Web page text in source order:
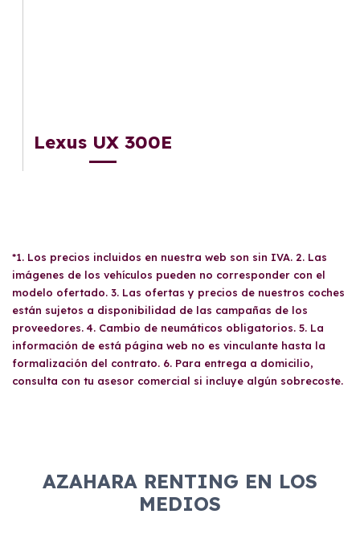
Lexus UX 300E
*1. Los precios incluidos en nuestra web son sin IVA. 2. Las
imágenes de los vehículos pueden no corresponder con el
modelo ofertado. 3. Las ofertas y precios de nuestros coches
están sujetos a disponibilidad de las campañas de los
proveedores. 4. Cambio de neumáticos obligatorios. 5. La
información de está página web no es vinculante hasta la
formalización del contrato. 6. Para entrega a domicilio,
consulta con tu asesor comercial si incluye algún sobrecoste.
AZAHARA RENTING EN LOS
MEDIOS